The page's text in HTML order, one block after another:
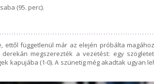
(95. perc).
ettől függetlenül már az elején próbálta
megszerezték a vezetést: egy
kapujába (1-0). A szünetig még akadtak ugyan